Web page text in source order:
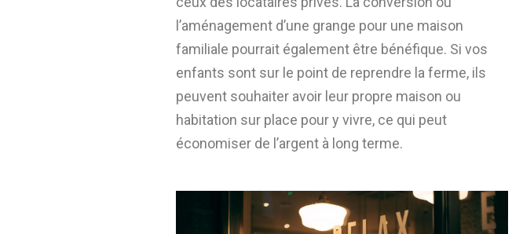
l’aménagement d’une grange pour une maison
familiale pourrait également être bénéfique. Si vos
enfants sont sur le point de reprendre la ferme, ils
peuvent souhaiter avoir leur propre maison ou
habitation sur place pour y vivre, ce qui peut
économiser de l’argent à long terme.